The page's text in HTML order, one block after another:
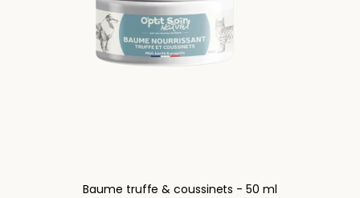
Baume truffe & coussinets - 50 ml